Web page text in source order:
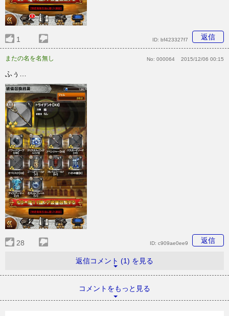
1 返信
ID: bf423327f7
またの名を名無し No: 000064 2015/12/06 00:15
ふぅ…
28 返信
ID: c909ae0ee9
返信コメント (1) を見る
コメントをもっと見る